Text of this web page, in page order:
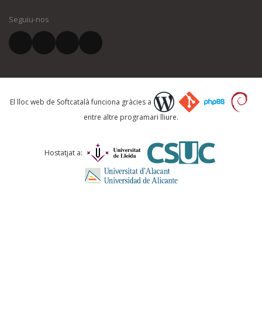
El vostre correu electrònic *
Què proposeu?
Comentari *
Seguiu-nos
El lloc web de Softcatalà funciona gràcies a
entre altre programari lliure.
Hostatjat a: